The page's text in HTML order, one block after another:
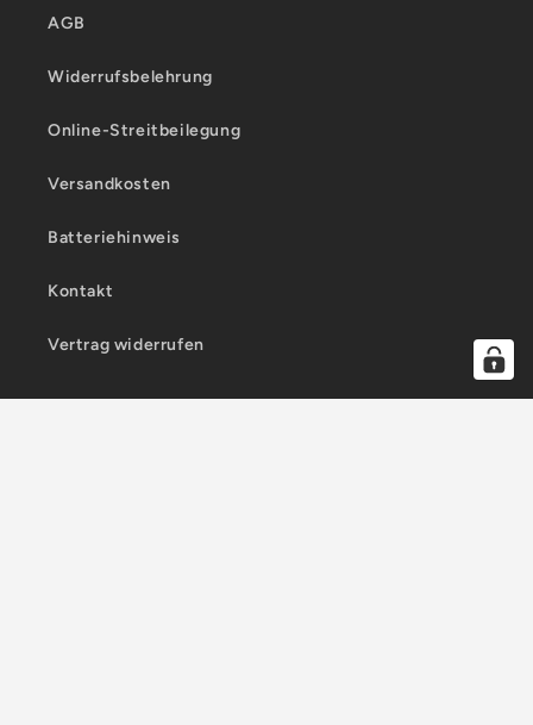
AGB
Widerrufsbelehrung
Online-Streitbeilegung
Versandkosten
Batteriehinweis
Kontakt
Vertrag widerrufen